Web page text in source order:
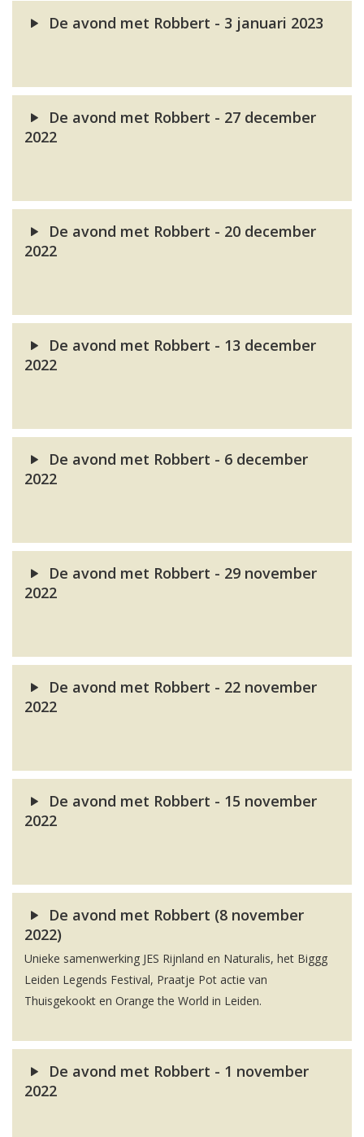
De avond met Robbert - 3 januari 2023
De avond met Robbert - 27 december
2022
De avond met Robbert - 20 december
2022
De avond met Robbert - 13 december
2022
De avond met Robbert - 6 december
2022
De avond met Robbert - 29 november
2022
De avond met Robbert - 22 november
2022
De avond met Robbert - 15 november
2022
De avond met Robbert (8 november
2022)
Unieke samenwerking JES Rijnland en Naturalis, het Biggg
Leiden Legends Festival, Praatje Pot actie van
Thuisgekookt en Orange the World in Leiden.
De avond met Robbert - 1 november
2022